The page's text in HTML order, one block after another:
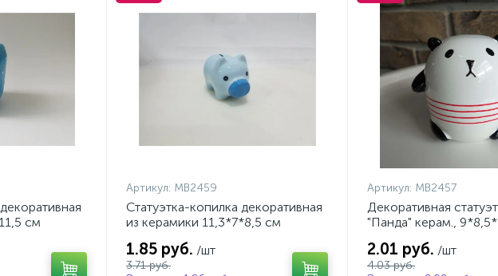
см
Артикул: MB2459
Статуэтка-копилка декоративная
из керамики 11,3*7*8,5 см
1.85 руб. /шт
3.71 руб.
Артикул: MB2457
Декоративная
"Панда" керам.,
2.01 руб. /шт
4.03 руб.